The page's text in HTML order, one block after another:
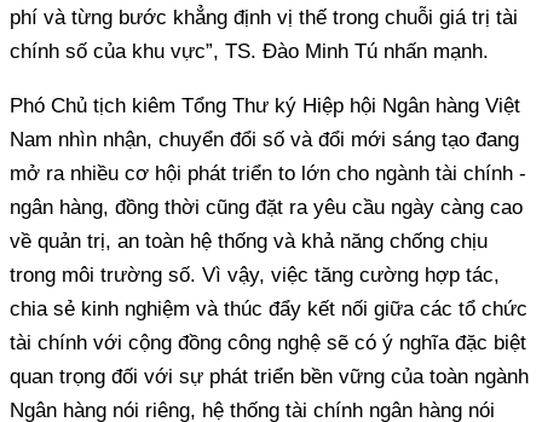
phí và từng bước khẳng định vị thế trong chuỗi giá trị tài
chính số của khu vực”, TS. Đào Minh Tú nhấn mạnh.
Phó Chủ tịch kiêm Tổng Thư ký Hiệp hội Ngân hàng Việt
Nam nhìn nhận, chuyển đổi số và đổi mới sáng tạo đang
mở ra nhiều cơ hội phát triển to lớn cho ngành tài chính -
ngân hàng, đồng thời cũng đặt ra yêu cầu ngày càng cao
về quản trị, an toàn hệ thống và khả năng chống chịu
trong môi trường số. Vì vậy, việc tăng cường hợp tác,
chia sẻ kinh nghiệm và thúc đẩy kết nối giữa các tổ chức
tài chính với cộng đồng công nghệ sẽ có ý nghĩa đặc biệt
quan trọng đối với sự phát triển bền vững của toàn ngành
Ngân hàng nói riêng, hệ thống tài chính ngân hàng nói